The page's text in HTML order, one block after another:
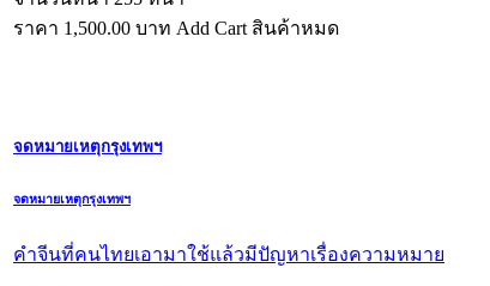
ราคา 1,500.00 บาท Add Cart สินค้าหมด
จดหมายเหตุกรุงเทพฯ
จดหมายเหตุกรุงเทพฯ
คำจีนที่คนไทยเอามาใช้แล้วมีปัญหาเรื่องความหมาย